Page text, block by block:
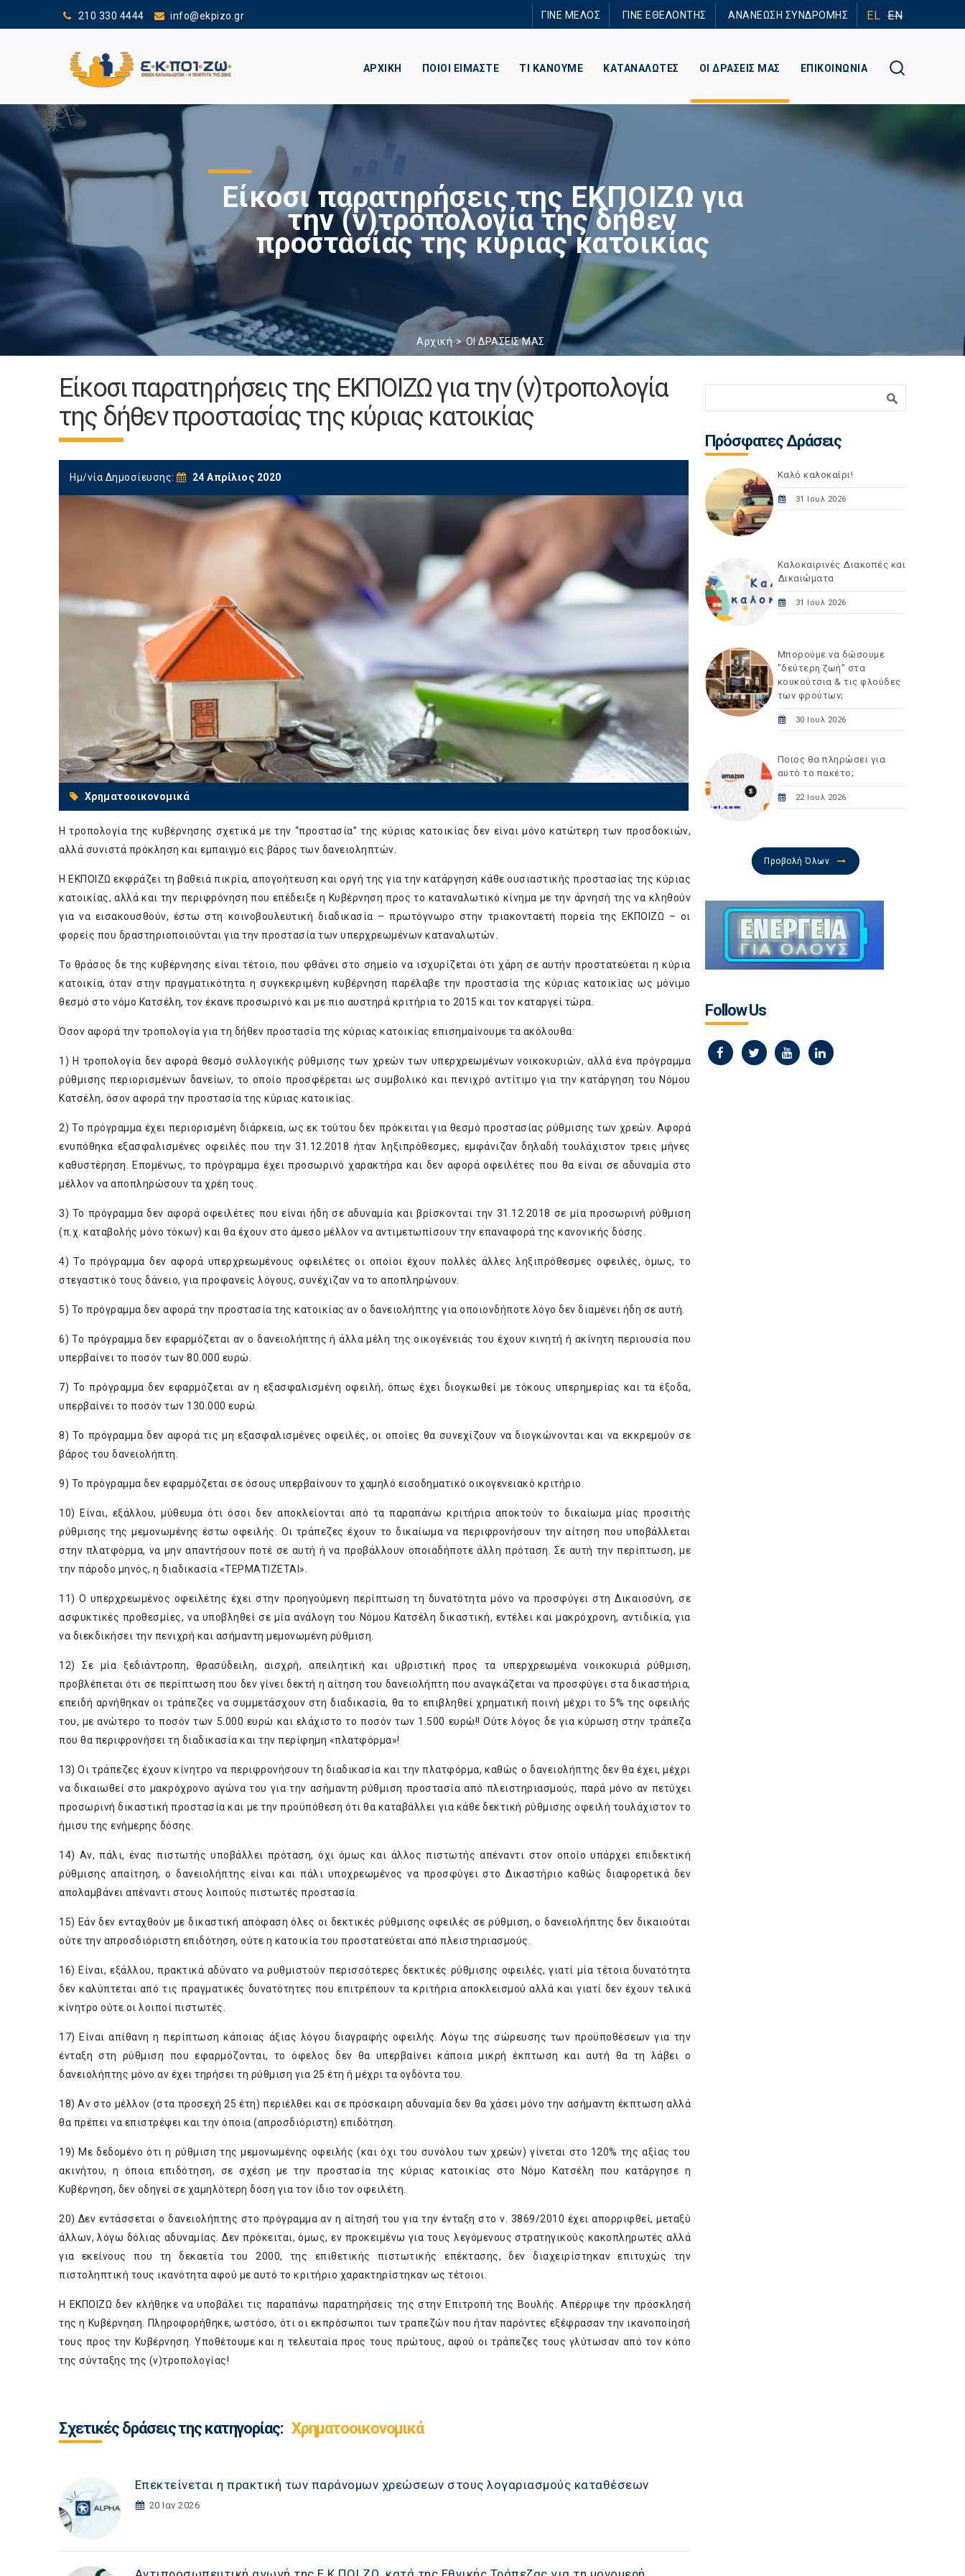
210 330 4444 info@ekpizo.gr ΓΙΝΕ ΜΕΛΟΣ ΓΙΝΕ ΕΘΕΛΟΝΤΗΣ ΑΝΑΝΕΩΣΗ ΣΥΝΔΡΟΜΗΣ EL EN
ΑΡΧΙΚΗ ΠΟΙΟΙ ΕΙΜΑΣΤΕ ΤΙ ΚΑΝΟΥΜΕ ΚΑΤΑΝΑΛΩΤΕΣ ΟΙ ΔΡΑΣΕΙΣ ΜΑΣ ΕΠΙΚΟΙΝΩΝΙΑ
Είκοσι παρατηρήσεις της ΕΚΠΟΙΖΩ για
την (ν)τροπολογία της δήθεν
προστασίας της κύριας κατοικίας
Αρχική ΟΙ ΔΡΑΣΕΙΣ ΜΑΣ
Είκοσι παρατηρήσεις της ΕΚΠΟΙΖΩ για την (ν)τροπολογία
της δήθεν προστασίας της κύριας κατοικίας
Ημ/νία Δημοσίευσης: 24 Απρίλιος 2020
Χρηματοοικονομικά
Η τροπολογία της κυβέρνησης σχετικά με την “προστασία” της κύριας κατοικίας δεν είναι μόνο κατώτερη των προσδοκιών,
αλλά συνιστά πρόκληση και εμπαιγμό εις βάρος των δανειοληπτών.
Η ΕΚΠΟΙΖΩ εκφράζει τη βαθειά πικρία, απογοήτευση και οργή της για την κατάργηση κάθε ουσιαστικής προστασίας της κύριας
κατοικίας, αλλά και την περιφρόνηση που επέδειξε η Κυβέρνηση προς το καταναλωτικό κίνημα με την άρνησή της να κληθούν
για να εισακουσθούν, έστω στη κοινοβουλευτική διαδικασία – πρωτόγνωρο στην τριακονταετή πορεία της ΕΚΠΟΙΖΩ – οι
φορείς που δραστηριοποιούνται για την προστασία των υπερχρεωμένων καταναλωτών.
Το θράσος δε της κυβέρνησης είναι τέτοιο, που φθάνει στο σημείο να ισχυρίζεται ότι χάρη σε αυτήν προστατεύεται η κύρια
κατοικία, όταν στην πραγματικότητα η συγκεκριμένη κυβέρνηση παρέλαβε την προστασία της κύριας κατοικίας ως μόνιμο
θεσμό στο νόμο Κατσέλη, τον έκανε προσωρινό και με πιο αυστηρά κριτήρια το 2015 και τον καταργεί τώρα.
Όσον αφορά την τροπολογία για τη δήθεν προστασία της κύριας κατοικίας επισημαίνουμε τα ακόλουθα:
1) Η τροπολογία δεν αφορά θεσμό συλλογικής ρύθμισης των χρεών των υπερχρεωμένων νοικοκυριών, αλλά ένα πρόγραμμα
ρύθμισης περιορισμένων δανείων, το οποίο προσφέρεται ως συμβολικό και πενιχρό αντίτιμο για την κατάργηση του Νόμου
Κατσέλη, όσον αφορά την προστασία της κύριας κατοικίας.
2) Το πρόγραμμα έχει περιορισμένη διάρκεια, ως εκ τούτου δεν πρόκειται για θεσμό προστασίας ρύθμισης των χρεών. Αφορά
ενυπόθηκα εξασφαλισμένες οφειλές που την 31.12.2018 ήταν ληξιπρόθεσμες, εμφάνιζαν δηλαδή τουλάχιστον τρεις μήνες
καθυστέρηση. Επομένως, το πρόγραμμα έχει προσωρινό χαρακτήρα και δεν αφορά οφειλέτες που θα είναι σε αδυναμία στο
μέλλον να αποπληρώσουν τα χρέη τους.
3) Το πρόγραμμα δεν αφορά οφειλέτες που είναι ήδη σε αδυναμία και βρίσκονται την 31.12.2018 σε μία προσωρινή ρύθμιση
(π.χ. καταβολής μόνο τόκων) και θα έχουν στο άμεσο μέλλον να αντιμετωπίσουν την επαναφορά της κανονικής δόσης.
4) Το πρόγραμμα δεν αφορά υπερχρεωμένους οφειλέτες οι οποίοι έχουν πολλές άλλες ληξιπρόθεσμες οφειλές, όμως, το
στεγαστικό τους δάνειο, για προφανείς λόγους, συνέχιζαν να το αποπληρώνουν.
5) Το πρόγραμμα δεν αφορά την προστασία της κατοικίας αν ο δανειολήπτης για οποιονδήποτε λόγο δεν διαμένει ήδη σε αυτή.
6) Το πρόγραμμα δεν εφαρμόζεται αν ο δανειολήπτης ή άλλα μέλη της οικογένειάς του έχουν κινητή ή ακίνητη περιουσία που
υπερβαίνει το ποσόν των 80.000 ευρώ.
7) Το πρόγραμμα δεν εφαρμόζεται αν η εξασφαλισμένη οφειλή, όπως έχει διογκωθεί με τόκους υπερημερίας και τα έξοδα,
υπερβαίνει το ποσόν των 130.000 ευρώ.
8) Το πρόγραμμα δεν αφορά τις μη εξασφαλισμένες οφειλές, οι οποίες θα συνεχίζουν να διογκώνονται και να εκκρεμούν σε
βάρος του δανειολήπτη.
9) Το πρόγραμμα δεν εφαρμόζεται σε όσους υπερβαίνουν το χαμηλό εισοδηματικό οικογενειακό κριτήριο.
10) Είναι, εξάλλου, μύθευμα ότι όσοι δεν αποκλείονται από τα παραπάνω κριτήρια αποκτούν το δικαίωμα μίας προσιτής
ρύθμισης της μεμονωμένης έστω οφειλής. Οι τράπεζες έχουν το δικαίωμα να περιφρονήσουν την αίτηση που υποβάλλεται
στην πλατφόρμα, να μην απαντήσουν ποτέ σε αυτή ή να προβάλλουν οποιαδήποτε άλλη πρόταση. Σε αυτή την περίπτωση, με
την πάροδο μηνός, η διαδικασία «ΤΕΡΜΑΤΙΖΕΤΑΙ».
11) Ο υπερχρεωμένος οφειλέτης έχει στην προηγούμενη περίπτωση τη δυνατότητα μόνο να προσφύγει στη Δικαιοσύνη, σε
ασφυκτικές προθεσμίες, να υποβληθεί σε μία ανάλογη του Νόμου Κατσέλη δικαστική, εντέλει και μακρόχρονη, αντιδικία, για
να διεκδικήσει την πενιχρή και ασήμαντη μεμονωμένη ρύθμιση.
12) Σε μία ξεδιάντροπη, θρασύδειλη, αισχρή, απειλητική και υβριστική προς τα υπερχρεωμένα νοικοκυριά ρύθμιση,
προβλέπεται ότι σε περίπτωση που δεν γίνει δεκτή η αίτηση του δανειολήπτη που αναγκάζεται να προσφύγει στα δικαστήρια,
επειδή αρνήθηκαν οι τράπεζες να συμμετάσχουν στη διαδικασία, θα το επιβληθεί χρηματική ποινή μέχρι το 5% της οφειλής
του, με ανώτερο το ποσόν των 5.000 ευρώ και ελάχιστο το ποσόν των 1.500 ευρώ!! Ούτε λόγος δε για κύρωση στην τράπεζα
που θα περιφρονήσει τη διαδικασία και την περίφημη «πλατφόρμα»!
13) Οι τράπεζες έχουν κίνητρο να περιφρονήσουν τη διαδικασία και την πλατφόρμα, καθώς ο δανειολήπτης δεν θα έχει, μέχρι
να δικαιωθεί στο μακρόχρονο αγώνα του για την ασήμαντη ρύθμιση προστασία από πλειστηριασμούς, παρά μόνο αν πετύχει
προσωρινή δικαστική προστασία και με την προϋπόθεση ότι θα καταβάλλει για κάθε δεκτική ρύθμισης οφειλή τουλάχιστον το
ήμισυ της ενήμερης δόσης.
14) Αν, πάλι, ένας πιστωτής υποβάλλει πρόταση, όχι όμως και άλλος πιστωτής απέναντι στον οποίο υπάρχει επιδεκτική
ρύθμισης απαίτηση, ο δανειολήπτης είναι και πάλι υποχρεωμένος να προσφύγει στο Δικαστήριο καθώς διαφορετικά δεν
απολαμβάνει απέναντι στους λοιπούς πιστωτές προστασία.
15) Εάν δεν ενταχθούν με δικαστική απόφαση όλες οι δεκτικές ρύθμισης οφειλές σε ρύθμιση, ο δανειολήπτης δεν δικαιούται
ούτε την απροσδιόριστη επιδότηση, ούτε η κατοικία του προστατεύεται από πλειστηριασμούς.
16) Είναι, εξάλλου, πρακτικά αδύνατο να ρυθμιστούν περισσότερες δεκτικές ρύθμισης οφειλές, γιατί μία τέτοια δυνατότητα
δεν καλύπτεται από τις πραγματικές δυνατότητες που επιτρέπουν τα κριτήρια αποκλεισμού αλλά και γιατί δεν έχουν τελικά
κίνητρο ούτε οι λοιποί πιστωτές.
17) Είναι απίθανη η περίπτωση κάποιας άξιας λόγου διαγραφής οφειλής. Λόγω της σώρευσης των προϋποθέσεων για την
ένταξη στη ρύθμιση που εφαρμόζονται, το όφελος δεν θα υπερβαίνει κάποια μικρή έκπτωση και αυτή θα τη λάβει ο
δανειολήπτης μόνο αν έχει τηρήσει τη ρύθμιση για 25 έτη ή μέχρι τα ογδόντα του.
18) Αν στο μέλλον (στα προσεχή 25 έτη) περιέλθει και σε πρόσκαιρη αδυναμία δεν θα χάσει μόνο την ασήμαντη έκπτωση αλλά
θα πρέπει να επιστρέψει και την όποια (απροσδιόριστη) επιδότηση.
19) Με δεδομένο ότι η ρύθμιση της μεμονωμένης οφειλής (και όχι του συνόλου των χρεών) γίνεται στο 120% της αξίας του
ακινήτου, η όποια επιδότηση, σε σχέση με την προστασία της κύριας κατοικίας στο Νόμο Κατσέλη που κατάργησε η
Κυβέρνηση, δεν οδηγεί σε χαμηλότερη δόση για τον ίδιο τον οφειλέτη.
20) Δεν εντάσσεται ο δανειολήπτης στο πρόγραμμα αν η αίτησή του για την ένταξη στο ν. 3869/2010 έχει απορριφθεί, μεταξύ
άλλων, λόγω δόλιας αδυναμίας. Δεν πρόκειται, όμως, εν προκειμένω για τους λεγόμενους στρατηγικούς κακοπληρωτές αλλά
για εκείνους που τη δεκαετία του 2000, της επιθετικής πιστωτικής επέκτασης, δεν διαχειρίστηκαν επιτυχώς την
πιστοληπτική τους ικανότητα αφού με αυτό το κριτήριο χαρακτηρίστηκαν ως τέτοιοι.
Η ΕΚΠΟΙΖΩ δεν κλήθηκε να υποβάλει τις παραπάνω παρατηρήσεις της στην Επιτροπή της Βουλής. Απέρριψε την πρόσκλησή
της η Κυβέρνηση. Πληροφορήθηκε, ωστόσο, ότι οι εκπρόσωποι των τραπεζών που ήταν παρόντες εξέφρασαν την ικανοποίησή
τους προς την Κυβέρνηση. Υποθέτουμε και η τελευταία προς τους πρώτους, αφού οι τράπεζες τους γλύτωσαν από τον κόπο
της σύνταξης της (ν)τροπολογίας!
Σχετικές δράσεις της κατηγορίας: Χρηματοοικονομικά
Επεκτείνεται η πρακτική των παράνομων χρεώσεων στους λογαριασμούς καταθέσεων
20 Ιαν 2026
Πρόσφατες Δράσεις
Καλό καλοκαίρι!
31 Ιουλ 2026
Καλοκαιρινές Διακοπές και
Δικαιώματα
31 Ιουλ 2026
Μπορούμε να δώσουμε
"δεύτερη ζωή" στα
κουκούτσια & τις φλούδες
των φρούτων;
30 Ιουλ 2026
Ποιος θα πληρώσει για
αυτό το πακέτο;
22 Ιουλ 2026
Προβολή Όλων
Follow Us